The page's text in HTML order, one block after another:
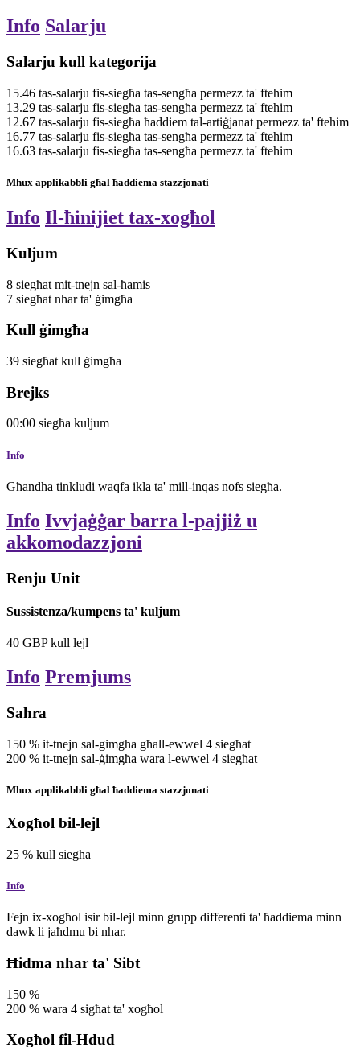
Info Salarju
Salarju kull kategorija
15.46 tas-salarju fis-siegħa tas-sengħa permezz ta' ftehim
13.29 tas-salarju fis-siegħa tas-sengħa permezz ta' ftehim
12.67 tas-salarju fis-siegħa ħaddiem tal-artiġjanat permezz ta' ftehim
16.77 tas-salarju fis-siegħa tas-sengħa permezz ta' ftehim
16.63 tas-salarju fis-siegħa tas-sengħa permezz ta' ftehim
Mhux applikabbli għal ħaddiema stazzjonati
Info Il-ħinijiet tax-xogħol
Kuljum
8 siegħat mit-tnejn sal-ħamis
7 siegħat nhar ta' ġimgħa
Kull ġimgħa
39 siegħat kull ġimgħa
Brejks
00:00 siegħa kuljum
Info
Għandha tinkludi waqfa ikla ta' mill-inqas nofs siegħa.
Info Ivvjaġġar barra l-pajjiż u
akkomodazzjoni
Renju Unit
Sussistenza/kumpens ta' kuljum
40 GBPkull lejl
Info Premjums
Sahra
150 % it-tnejn sal-gimgha għall-ewwel 4 siegħat
200 % it-tnejn sal-ġimgħa wara l-ewwel 4 siegħat
Mhux applikabbli għal ħaddiema stazzjonati
Xogħol bil-lejl
25 % kull siegħa
Info
Fejn ix-xogħol isir bil-lejl minn grupp differenti ta' ħaddiema minn
dawk li jaħdmu bi nhar.
Ħidma nhar ta' Sibt
150 %
200 % wara 4 sigħat ta' xogħol
Xogħol fil-Ħdud